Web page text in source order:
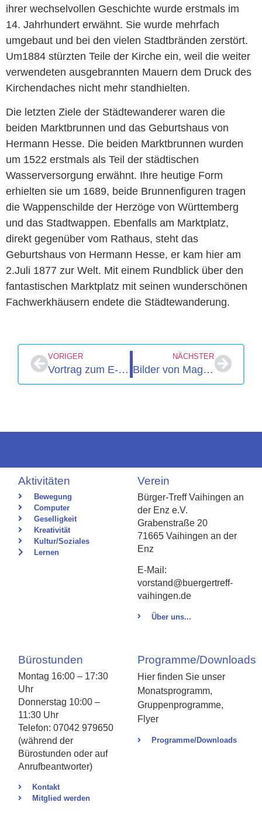
ihrer wechselvollen Geschichte wurde erstmals im
14. Jahrhundert erwähnt. Sie wurde mehrfach
umgebaut und bei den vielen Stadtbränden zerstört.
Um1884 stürzten Teile der Kirche ein, weil die weiter
verwendeten ausgebrannten Mauern dem Druck des
Kirchendaches nicht mehr standhielten.
Die letzten Ziele der Städtewanderer waren die
beiden Marktbrunnen und das Geburtshaus von
Hermann Hesse. Die beiden Marktbrunnen wurden
um 1522 erstmals als Teil der städtischen
Wasserversorgung erwähnt. Ihre heutige Form
erhielten sie um 1689, beide Brunnenfiguren tragen
die Wappenschilde der Herzöge von Württemberg
und das Stadtwappen. Ebenfalls am Marktplatz,
direkt gegenüber vom Rathaus, steht das
Geburtshaus von Hermann Hesse, er kam hier am
2.Juli 1877 zur Welt. Mit einem Rundblick über den
fantastischen Marktplatz mit seinen wunderschönen
Fachwerkhäusern endete die Städtewanderung.
VORIGER
Vortrag zum E-Rezept
NÄCHSTER
Bilder von Magdalene Württemberger und Kwok Wah Chan
Aktivitäten
Bewegung
Computer
Geselligkeit
Kreativität
Kultur/Soziales
Lernen
Verein
Bürger-Treff Vaihingen an
der Enz e.V.
Grabenstraße 20
71665 Vaihingen an der
Enz
E-Mail:
vorstand@buergertreff-
vaihingen.de
Über uns...
Bürostunden
Montag 16:00 – 17:30
Uhr
Donnerstag 10:00 –
11:30 Uhr
Telefon: 07042 979650
(während der
Bürostunden oder auf
Anrufbeantworter)
Kontakt
Mitglied werden
Programme/Downloads
Hier finden Sie unser
Monatsprogramm,
Gruppenprogramme,
Flyer
Programme/Downloads